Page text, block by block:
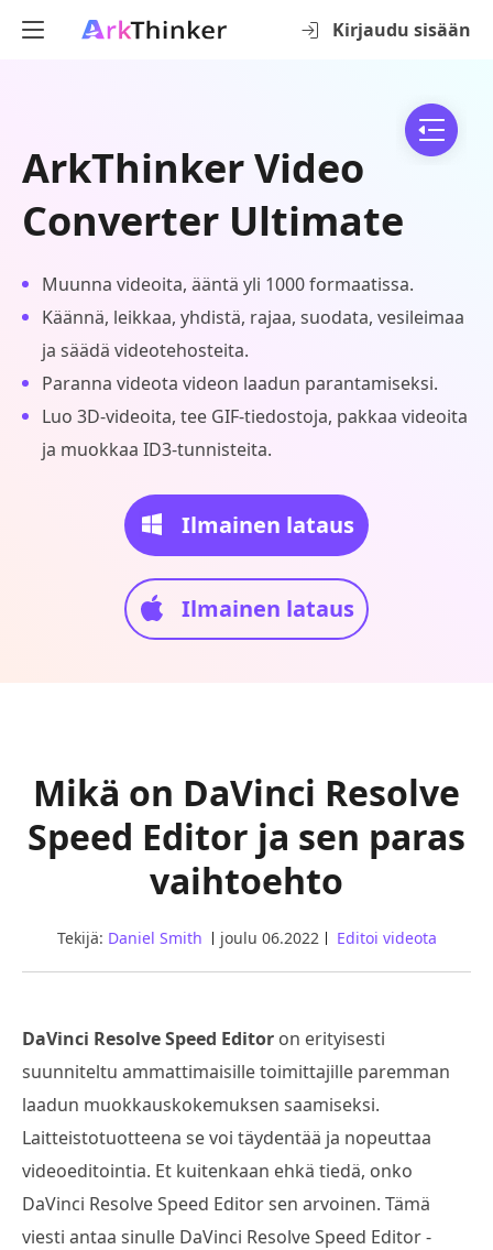
Kirjaudu sisään
ArkThinker Video
Converter Ultimate
Muunna videoita, ääntä yli 1000 formaatissa.
Käännä, leikkaa, yhdistä, rajaa, suodata, vesileimaa
ja säädä videotehosteita.
Paranna videota videon laadun parantamiseksi.
Luo 3D-videoita, tee GIF-tiedostoja, pakkaa videoita
ja muokkaa ID3-tunnisteita.
Ilmainen lataus
Ilmainen lataus
Mikä on DaVinci Resolve
Speed Editor ja sen paras
vaihtoehto
Tekijä: Daniel Smith joulu 06.2022 Editoi videota
DaVinci Resolve Speed Editor on erityisesti
suunniteltu ammattimaisille toimittajille paremman
laadun muokkauskokemuksen saamiseksi.
Laitteistotuotteena se voi täydentää ja nopeuttaa
videoeditointia. Et kuitenkaan ehkä tiedä, onko
DaVinci Resolve Speed Editor sen arvoinen. Tämä
viesti antaa sinulle DaVinci Resolve Speed Editor -